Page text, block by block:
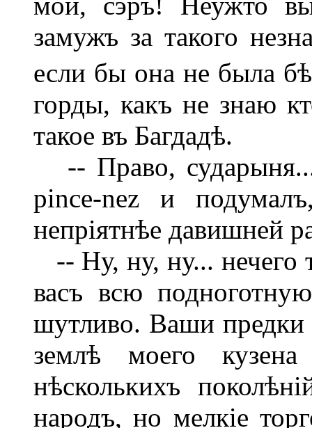
замужъ за такого
если бы она не была
горды, какъ не знаю
такое въ Багдадѣ.
-- Право,
pince-nez и
непріятнѣе давишней
-- Ну, ну, ну... нечего
васъ всю
шутливо. Ваши
землѣ моего
нѣсколькихъ
народъ, но мелкіе